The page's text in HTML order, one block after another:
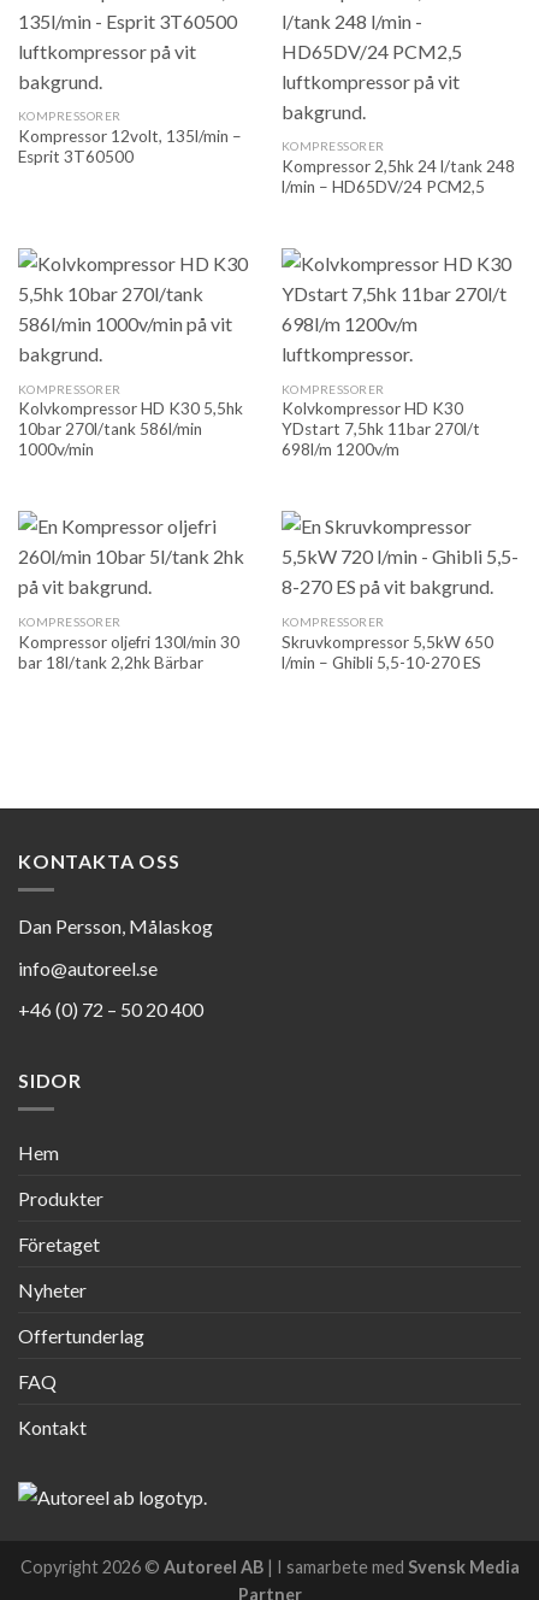
KOMPRESSORER
Kompressor 12volt, 135l/min –
Esprit 3T60500
KOMPRESSORER
Kompressor 2,5hk 24 l/tank 248
l/min – HD65DV/24 PCM2,5
KOMPRESSORER
Kolvkompressor HD K30 5,5hk
10bar 270l/tank 586l/min
1000v/min
KOMPRESSORER
Kolvkompressor HD K30
YDstart 7,5hk 11bar 270l/t
698l/m 1200v/m
KOMPRESSORER
Kompressor oljefri 130l/min 30
bar 18l/tank 2,2hk Bärbar
KOMPRESSORER
Skruvkompressor 5,5kW 650
l/min – Ghibli 5,5-10-270 ES
KONTAKTA OSS
Dan Persson, Målaskog
info@autoreel.se
+46 (0) 72 – 50 20 400
SIDOR
Hem
Produkter
Företaget
Nyheter
Offertunderlag
FAQ
Kontakt
Copyright 2026 © Autoreel AB| I samarbete med Svensk Media
Partner